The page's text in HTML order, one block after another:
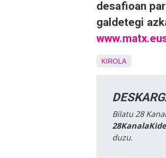
desafioan
galdetegi
KIROLA
Bilatu 28
28KanalaKide
duzu.